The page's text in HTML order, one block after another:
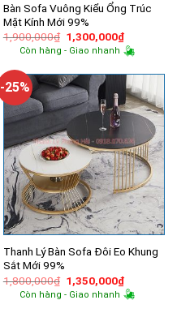
Bàn Sofa Vuông Kiểu Ổng Trúc
Mặt Kính Mới 99%
1,900,000₫ Giá
gốc
là:
1,300,000₫Giá
hiện
tại
Còn hàng - Giao nhanh
-25%
Thanh Lý Bàn Sofa Đôi Eo Khung
Sắt Mới 99%
1,800,000₫ Giá
gốc
là:
1,350,000₫Giá
hiện
tại
Còn hàng - Giao nhanh